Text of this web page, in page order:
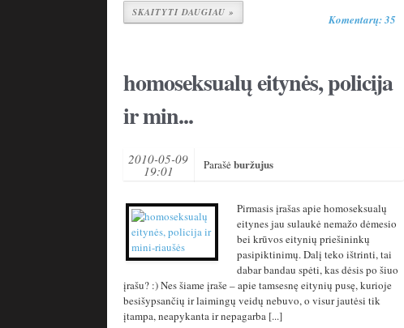
SKAITYTI DAUGIAU » Komentarų: 35
homoseksualų eitynės, policija
ir min...
2010-05-09
19:01 Parašėburžujus
Pirmasis įrašas apie homoseksualų
eitynes jau sulaukė nemažo dėmesio
bei krūvos eitynių priešininkų
pasipiktinimų. Dalį teko ištrinti, tai
dabar bandau spėti, kas dėsis po šiuo
įrašu? :) Nes šiame įraše – apie tamsesnę eitynių pusę, kurioje
besišypsančių ir laimingų veidų nebuvo, o visur jautėsi tik
įtampa, neapykanta ir nepagarba [...]